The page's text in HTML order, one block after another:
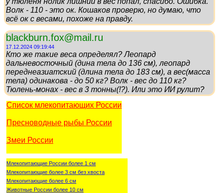
Волк - 110 - это ок. Кошаков проверю, но думаю, что
всё ок с весами, похоже на правду.
blackburn.fox@mail.ru
17.12.2024 09:19:44
Кто же такие веса определял? Леопард
дальневосточный (дина тела до 136 см), леопард
переднеазиатский (длина тела до 183 см), а вес(масса
тела) одинакова - до 50 кг? Волк - вес до 110 кг?
Тюлень-монах - вес в 3 тонны(!?). Или это ИИ рулит?
Список млекопитающих России
Пресноводные рыбы России
Змеи России
Млекопитающие России более 1 см
Млекопитающие более 3 см без хвоста
Млекопитающие более 6 см
Животные России более 10 см